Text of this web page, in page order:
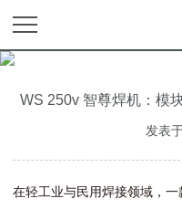
WS 250v 智尊焊机：模
发表
在轻工业与民用焊接领域，